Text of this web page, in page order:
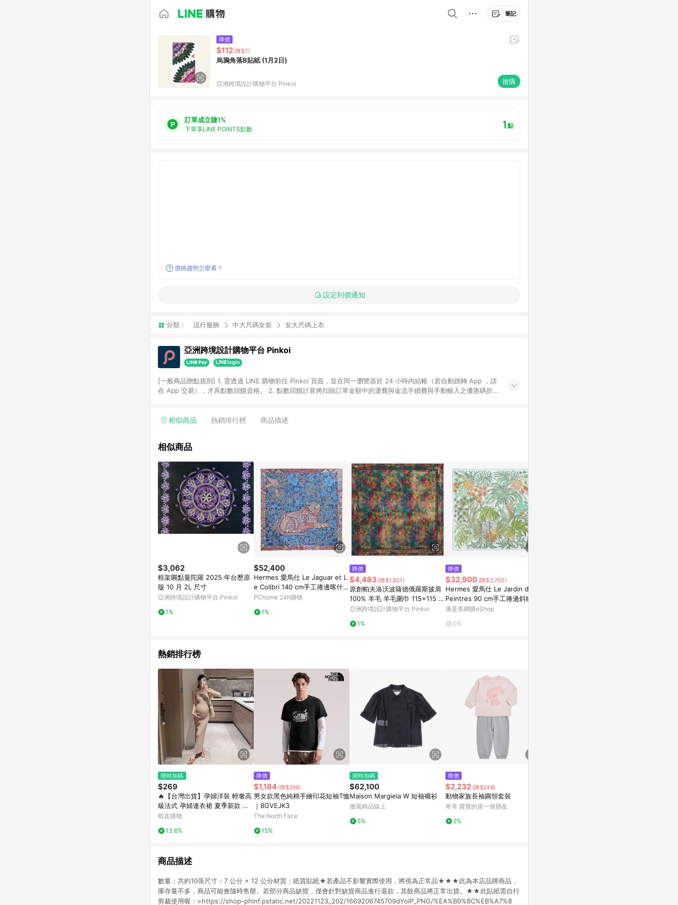
筆記
降價
$112(降$7)
烏鴉角落B貼紙 (1月2日)
亞洲跨境設計購物平台 Pinkoi 搶購
訂單成立賺1%
下單享LINE POINTS點數 1點
價格趨勢怎麼看？
設定到價通知
分類： 流行服飾 中大尺碼女裝 女大尺碼上衣
亞洲跨境設計購物平台 Pinkoi
[一般商品贈點規則] 1. 需透過 LINE 購物前往 Pinkoi 頁面，並在同一瀏覽器於 24 小時內結帳（若自動跳轉 App ，請
在 App 交易），才具點數回饋資格。 2. 點數回饋計算將扣除訂單金額中的運費與金流手續費與手動輸入之優惠碼折
格，部分退款不在此限。 6. APP 請更新至Android v4.6.0 / iOS v4.1.5 以上才具贈點資格。 7. 點數將於出貨後 45 天
使用規則請以點數紅包活動說明為準。 11. 若於 LINE 購物前往 Pinkoi 頁面後才首次下載 Pinkoi APP 並完成訂單，不
相似商品 熱銷排行榜 商品描述
相似商品
$3,062
框架圓點曼陀羅 2025 年台歷原
版 10 月 2L 尺寸
亞洲跨境設計購物平台 Pinkoi
1%
$52,400
Hermes 愛馬仕 Le Jaguar et L
e Colibri 140 cm手工捲邊喀什米
爾與真絲混紡方巾(海軍藍/紅/玫
PChome 24h購物
1%
降價
$4,483 (降$1,831)
原創帕夫洛沃波薩德俄羅斯披肩
100% 羊毛 羊毛圍巾 115x115 公
分 10228-2
亞洲跨境設計購物平台 Pinkoi
1%
降價
$32,900 (降$2,700)
Hermes 愛馬仕 Le Jardin des
Peintres 90 cm手工捲邊斜紋真
絲雙面方巾(白/綠/深橘)_廠商直
康是美網購eShop
0%
熱銷排行榜
限時加碼
$269
🔥【台灣出貨】孕婦洋裝 輕奢高
級法式 孕婦連衣裙 夏季新款 氣
質 修身 潮媽遮肉 精緻針織長裙
蝦皮購物
13.6%
降價
$1,184 (降$296)
男女款黑色純棉手繪印花短袖T恤
｜8GVEJK3
The North Face
15%
限時加碼
$62,100
Maison Margiela W 短袖襯衫
微風精品線上
5%
降價
$2,232 (降$248)
動物家族長袖圓領套裝
奇哥 寶寶的第一個朋友
2%
商品描述
數量：共約10張尺寸：7 公分 × 12 公分材質：紙質貼紙★若產品不影響實際使用，將視為正常品★★★此為本店品牌商品，
庫存量不多，商品可能會隨時售罄。若部分商品缺貨，僅會針對缺貨商品進行退款，其餘商品將正常出貨。★★此貼紙需自行
剪裁使用喔：>https://shop-phinf.pstatic.net/20221123_202/1669206745709dYolP_PNG/%EA%B9%8C%EB%A7%8